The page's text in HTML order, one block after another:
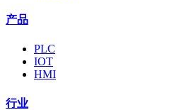
产品
PLC
IOT
HMI
行业